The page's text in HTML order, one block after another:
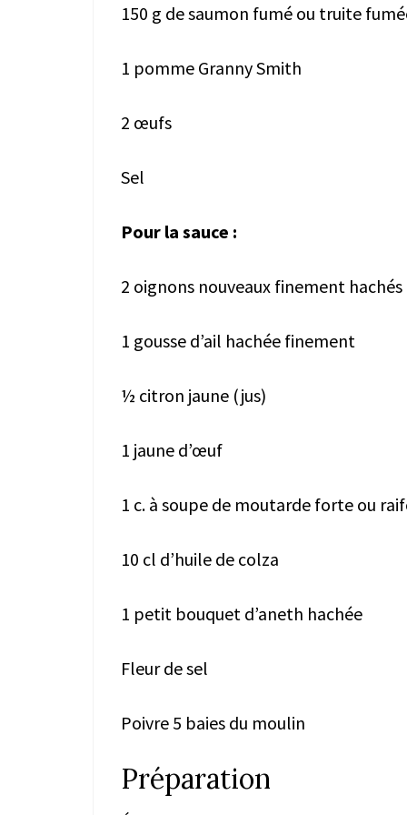
150 g de saumon fumé ou truite
1 pomme Granny Smith
2 œufs
Sel
Pour la sauce :
2 oignons nouveaux finement hachés
1 gousse d’ail hachée finement
½ citron jaune (jus)
1 jaune d’œuf
1 c. à soupe de moutarde forte ou
10 cl d’huile de colza
1 petit bouquet d’aneth hachée
Fleur de sel
Poivre 5 baies du moulin
Préparation